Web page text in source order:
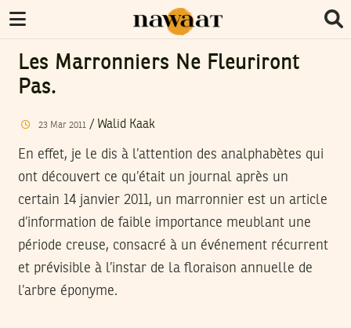
Les Marronniers Ne Fleuriront
Pas.
23 Mar 2011/ Walid Kaak
En effet, je le dis à l’attention des analphabètes qui
ont découvert ce qu’était un journal après un
certain 14 janvier 2011, un marronnier est un article
d’information de faible importance meublant une
période creuse, consacré à un événement récurrent
et prévisible à l’instar de la floraison annuelle de
l’arbre éponyme.